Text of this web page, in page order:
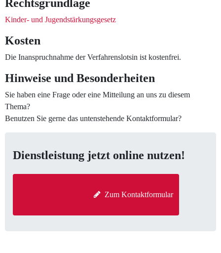
Rechtsgrundlage
Kinder- und Jugendstärkungsgesetz
Kosten
Die Inanspruchnahme der Verfahrenslotsin ist kostenfrei.
Hinweise und Besonderheiten
Sie haben eine Frage oder eine Mitteilung an uns zu diesem
Thema?
Benutzen Sie gerne das untenstehende Kontaktformular?
Dienstleistung jetzt online nutzen!
Zum Kontaktformular